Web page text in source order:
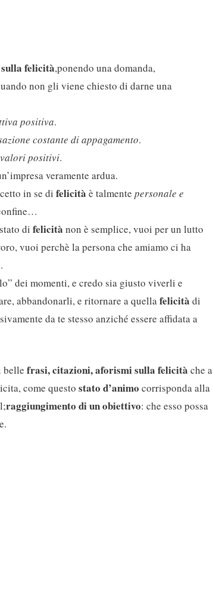
felicità,ponendo una domanda,
non gli viene chiesto di darne una
positiva.
costante di appagamento.
valori positivi.
veramente ardua.
in se di felicità è talmente personale e
di felicità non è semplice, vuoi per un lutto
vuoi perchè la persona che amiamo ci ha
dei momenti, e credo sia giusto viverli e
abbandonarli, e ritornare a quellafelicità di
da te stesso anziché essere affidata a
belle frasi, citazioni, aforismi sulla felicità che a
come questo stato d’animo corrisponda alla
raggiungimento di un obiettivo: che esso possa